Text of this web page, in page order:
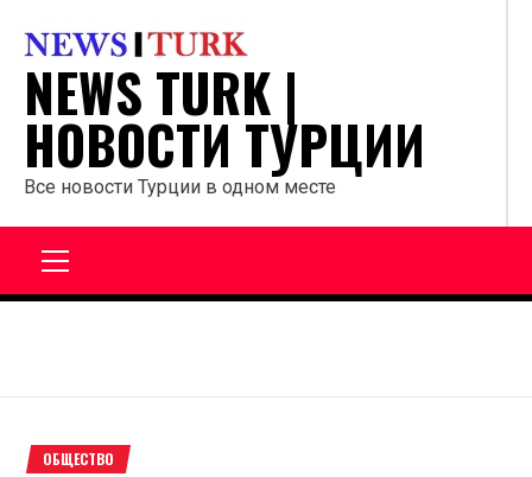
содержанию
NEWS TURK |
НОВОСТИ ТУРЦИИ
Все новости Турции в одном месте
ОБЩЕСТВО